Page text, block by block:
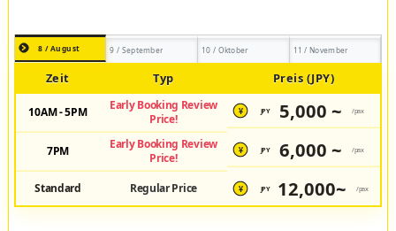
8 / August 9 / September 10 / Oktober 11 / November
Zeit Typ Preis (JPY)
10AM - 5PM
Early Booking Review
Price!
¥ JPY 5,000 ~ /pax
7PM
Early Booking Review
Price!
¥ JPY 6,000 ~ /pax
Standard Regular Price ¥ JPY 12,000~ /pax